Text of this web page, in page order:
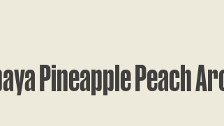
Pineapple Peach